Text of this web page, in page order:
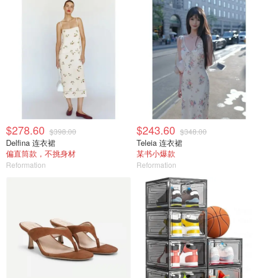
$278.60 $398.00
Delfina 连衣裙
偏直筒款，不挑身材
Reformation
$243.60 $348.00
Teleia 连衣裙
某书小爆款
Reformation